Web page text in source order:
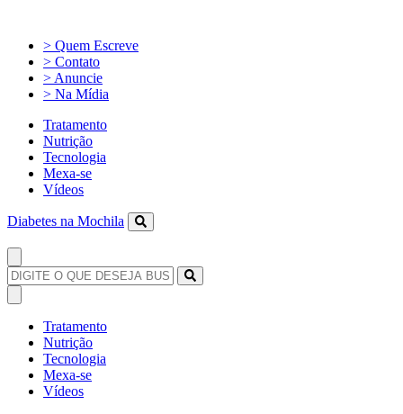
> Quem Escreve
> Contato
> Anuncie
> Na Mídia
Tratamento
Nutrição
Tecnologia
Mexa-se
Vídeos
Diabetes na Mochila
Tratamento
Nutrição
Tecnologia
Mexa-se
Vídeos